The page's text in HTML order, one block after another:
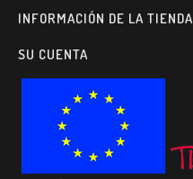
INFORMACIÓN DE LA TIENDA
SU CUENTA